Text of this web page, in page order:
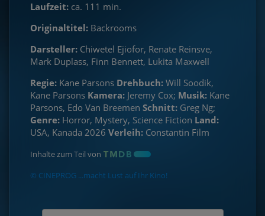
Laufzeit: ca. 111 min.
Originaltitel: Backrooms
Darsteller: Chiwetel Ejiofor, Renate Reinsve,
Mark Duplass, Finn Bennett, Lukita Maxwell
Regie: Kane Parsons Drehbuch: Will Soodik,
Kane Parsons Kamera: Jeremy Cox; Musik: Kane
Parsons, Edo Van Breemen Schnitt: Greg Ng;
Genre: Horror, Mystery, Science Fiction Land:
USA, Kanada 2026 Verleih: Constantin Film
Inhalte zum Teil von
© CINEPROG ...macht Lust auf Ihr Kino!